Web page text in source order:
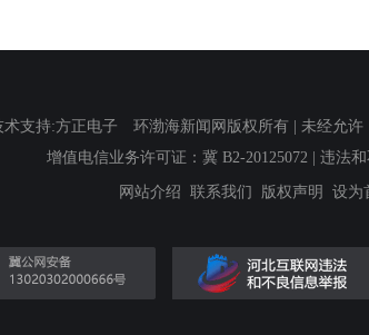
支持:方正电子 环渤海新闻网版权所有 | 未经允许
增值电信业务许可证：冀 B2-20125072 | 违法
网站介绍 联系我们 版权声明 设为